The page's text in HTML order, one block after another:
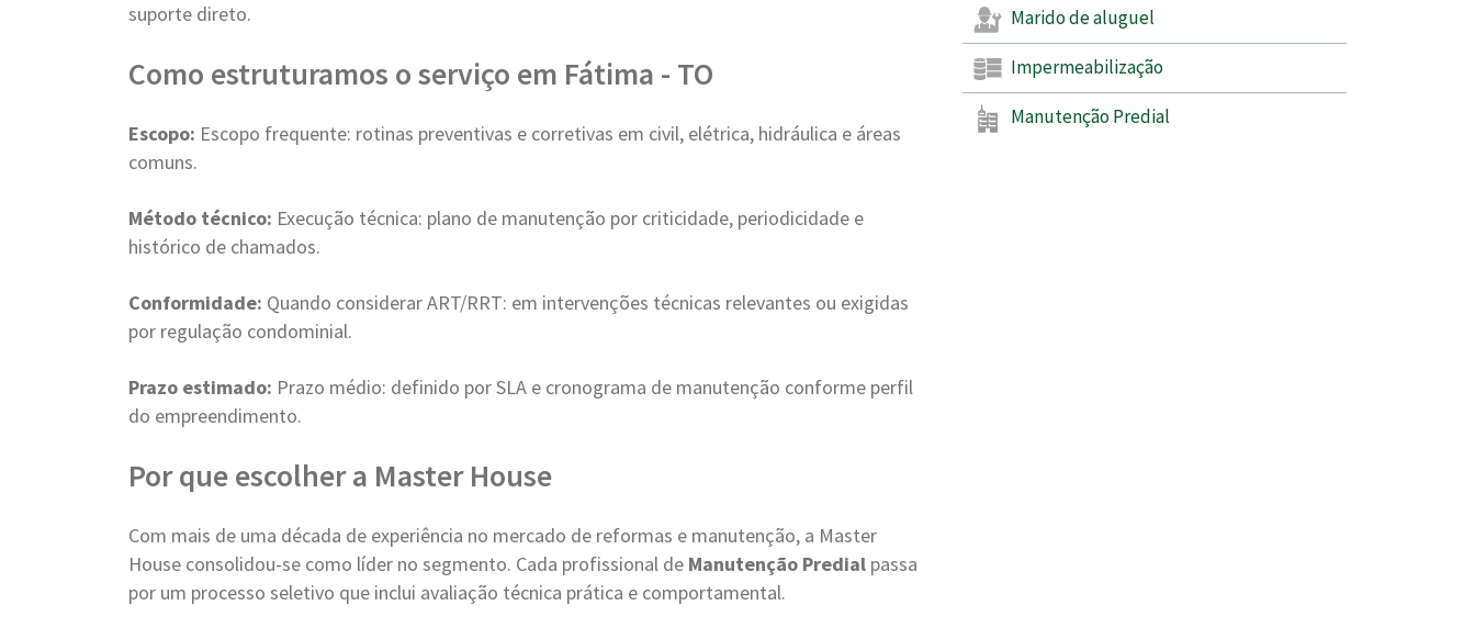
suporte direto.
Como estruturamos o serviço em Fátima - TO
Escopo: Escopo frequente: rotinas preventivas e corretivas em civil, elétrica, hidráulica e áreas
comuns.
Método técnico: Execução técnica: plano de manutenção por criticidade, periodicidade e
histórico de chamados.
Conformidade: Quando considerar ART/RRT: em intervenções técnicas relevantes ou exigidas
por regulação condominial.
Prazo estimado: Prazo médio: definido por SLA e cronograma de manutenção conforme perfil
do empreendimento.
Por que escolher a Master House
Com mais de uma década de experiência no mercado de reformas e manutenção, a Master
House consolidou-se como líder no segmento. Cada profissional de Manutenção Predial passa
por um processo seletivo que inclui avaliação técnica prática e comportamental.
Marido de aluguel
Impermeabilização
Manutenção Predial